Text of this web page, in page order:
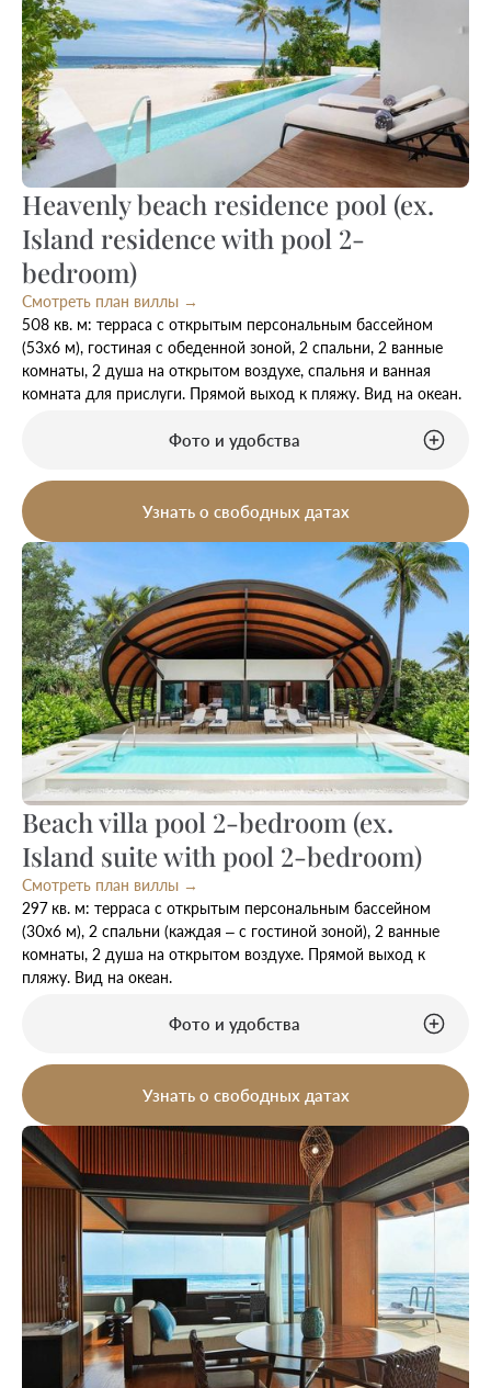
Heavenly beach residence pool (ex.
Island residence with pool 2-
bedroom)
Смотреть план виллы →
508 кв. м: терраса с открытым персональным бассейном
(53х6 м), гостиная с обеденной зоной, 2 спальни, 2 ванные
комнаты, 2 душа на открытом воздухе, спальня и ванная
комната для прислуги. Прямой выход к пляжу. Вид на океан.
Фото и удобства
Узнать о свободных датах
Beach villa pool 2-bedroom (ex.
Island suite with pool 2-bedroom)
Смотреть план виллы →
297 кв. м: терраса с открытым персональным бассейном
(30х6 м), 2 спальни (каждая – с гостиной зоной), 2 ванные
комнаты, 2 душа на открытом воздухе. Прямой выход к
пляжу. Вид на океан.
Фото и удобства
Узнать о свободных датах